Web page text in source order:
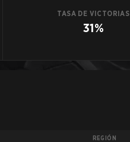
TASA DE VICTORIAS
31%
REGIÓN